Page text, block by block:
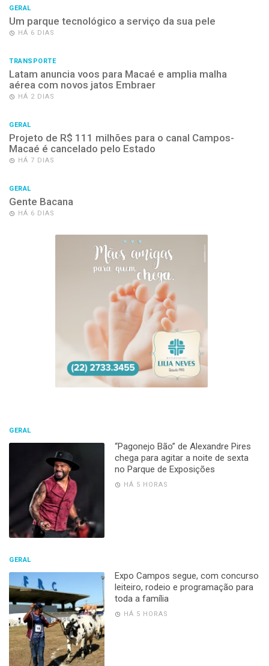
GERAL
Um parque tecnológico a serviço da sua pele
HÁ 6 DIAS
TRANSPORTE
Latam anuncia voos para Macaé e amplia malha
aérea com novos jatos Embraer
HÁ 2 DIAS
GERAL
Projeto de R$ 111 milhões para o canal Campos-
Macaé é cancelado pelo Estado
HÁ 7 DIAS
GERAL
Gente Bacana
HÁ 6 DIAS
GERAL
“Pagonejo Bão” de Alexandre Pires
chega para agitar a noite de sexta
no Parque de Exposições
HÁ 5 HORAS
GERAL
Expo Campos segue, com concurso
leiteiro, rodeio e programação para
toda a família
HÁ 5 HORAS